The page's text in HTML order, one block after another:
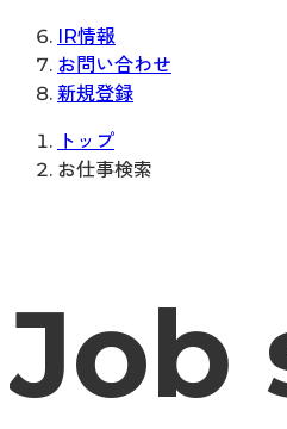
IR情報
お問い合わせ
新規登録
トップ
お仕事検索
Job